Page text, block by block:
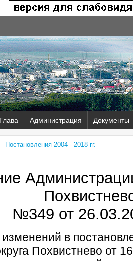
Глава Администрация Документы
Постановления 2004 - 2018 гг.
№349 от
в
Похвистнево